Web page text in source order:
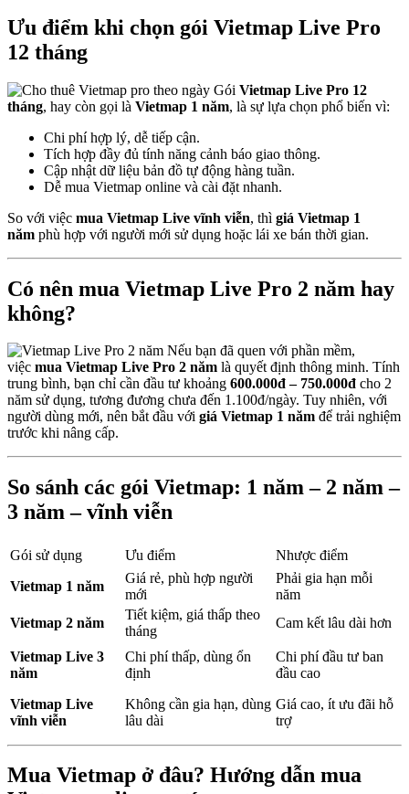
Ưu điểm khi chọn gói Vietmap Live Pro
12 tháng
Gói Vietmap Live Pro 12
tháng, hay còn gọi là Vietmap 1 năm, là sự lựa chọn phổ biến vì:
Chi phí hợp lý, dễ tiếp cận.
Tích hợp đầy đủ tính năng cảnh báo giao thông.
Cập nhật dữ liệu bản đồ tự động hàng tuần.
Dễ mua Vietmap online và cài đặt nhanh.
So với việc mua Vietmap Live vĩnh viễn, thì giá Vietmap 1
năm phù hợp với người mới sử dụng hoặc lái xe bán thời gian.
Có nên mua Vietmap Live Pro 2 năm hay
không?
Nếu bạn đã quen với phần mềm,
việc mua Vietmap Live Pro 2 năm là quyết định thông minh. Tính
trung bình, bạn chỉ cần đầu tư khoảng 600.000đ – 750.000đ cho 2
năm sử dụng, tương đương chưa đến 1.100đ/ngày. Tuy nhiên, với
người dùng mới, nên bắt đầu với giá Vietmap 1 năm để trải nghiệm
trước khi nâng cấp.
So sánh các gói Vietmap: 1 năm – 2 năm –
3 năm – vĩnh viễn
Gói sử dụng Ưu điểm
Nhược điểm
Vietmap 1 năm
Giá rẻ, phù hợp người
mới
Phải gia hạn mỗi
năm
Vietmap 2 năm
Tiết kiệm, giá thấp theo
tháng
Cam kết lâu dài hơn
Vietmap Live 3
năm
Chi phí thấp, dùng ổn
định
Chi phí đầu tư ban
đầu cao
Vietmap Live
vĩnh viễn
Không cần gia hạn, dùng
lâu dài
Giá cao, ít ưu đãi hỗ
trợ
Mua Vietmap ở đâu? Hướng dẫn mua